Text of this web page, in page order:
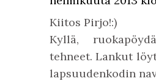
Kiitos Pirjo!:)
Kyllä,
tehneet. Lankut
lapsuudenkodin